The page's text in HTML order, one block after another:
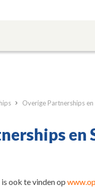
Overige Partnerships
en
ook te vinden op